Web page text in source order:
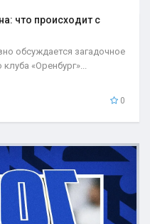
что происходит с
обсуждается загадочное
«Оренбург»...
0